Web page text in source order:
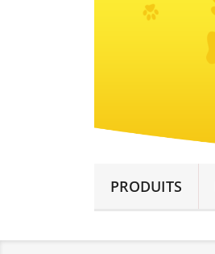
PRODUITS